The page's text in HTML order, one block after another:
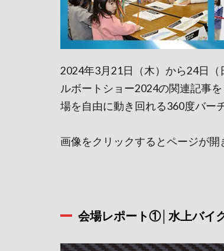
2024年3月21日（木）から24日
ルボートショー2024の関連記事
場を自由に動き回れる360度バー
画像をクリックするとページが開
会場レポート①│水上バイ